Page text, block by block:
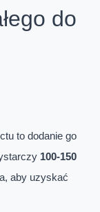
do
to dodanie go
100-150
aby uzyskać